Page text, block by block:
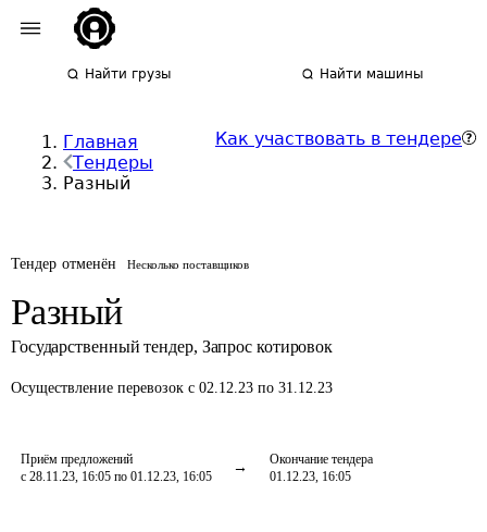
Найти грузы Найти машины
Главная
Тендеры
Разный
Как участвовать в тендере
Тендер отменён Несколько поставщиков
Разный
Государственный тендер, Запрос котировок
Осуществление перевозок с 02.12.23 по 31.12.23
Приём предложений
с 28.11.23, 16:05 по 01.12.23, 16:05
Окончание тендера
01.12.23, 16:05